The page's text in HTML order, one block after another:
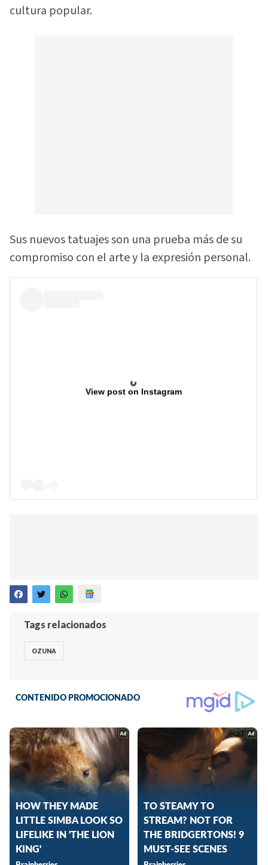
cultura popular.
Sus nuevos tatuajes son una prueba más de su
compromiso con el arte y la expresión personal.
View post on Instagram
Tags relacionados
OZUNA